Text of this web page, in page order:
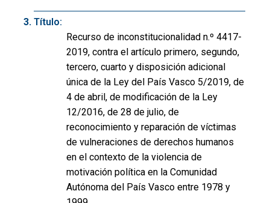
Título:
Recurso de inconstitucionalidad n.º 4417-
2019, contra el artículo primero, segundo,
tercero, cuarto y disposición adicional
única de la Ley del País Vasco 5/2019, de
4 de abril, de modificación de la Ley
12/2016, de 28 de julio, de
reconocimiento y reparación de víctimas
de vulneraciones de derechos humanos
en el contexto de la violencia de
motivación política en la Comunidad
Autónoma del País Vasco entre 1978 y